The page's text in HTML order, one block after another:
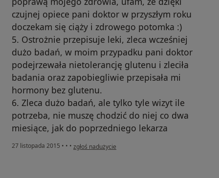
czujnej opiece pani doktor w przyszłym roku
doczekam się ciąży i zdrowego potomka :)
5. Ostrożnie przepisuje leki, zleca wcześniej
dużo badań, w moim przypadku pani doktor
podejrzewała nietolerancję glutenu i zleciła
badania oraz zapobiegliwie przepisała mi
hormony bez glutenu.
6. Zleca dużo badań, ale tylko tyle wizyt ile
potrzeba, nie muszę chodzić do niej co dwa
miesiące, jak do poprzedniego lekarza
27 listopada 2015 • • • w opinii użytkownika Miśka W.
zgłoś nadużycie